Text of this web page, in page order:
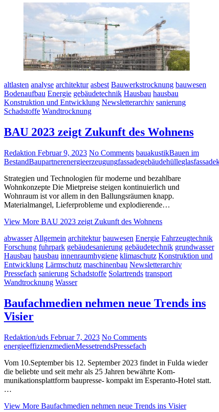
altlasten analyse architektur asbest Bauwerkstrocknung bauwesen
Bodenaufbau Energie gebäudetechnik Hausbau hausbau
Konstruktion und Entwicklung Newsletterarchiv sanierung
Schadstoffe Wandtrocknung
BAU 2023 zeigt Zukunft des Wohnens
Redaktion Februar 9, 2023 No Comments bauakustikBauen im
BestandBaupartnerenergieerzeugungfassadegebäudehülleglasfassade
Strategien und Technologien für moderne und bezahlbare
Wohnkonzepte Die Mietpreise steigen kontinuierlich und
Wohnraum ist vor allem in den Ballungsräumen knapp.
Materialmangel, Lieferprobleme und explodierende…
View More BAU 2023 zeigt Zukunft des Wohnens
abwasser Allgemein architektur bauwesen Energie Fahrzeugtechnik
Forschung fuhrpark gebäudesanierung gebäudetechnik grundwasser
Hausbau hausbau innenraumhygiene klimaschutz Konstruktion und
Entwicklung Lärmschutz maschinenbau Newsletterarchiv
Pressefach sanierung Schadstoffe Solartrends transport
Wandtrocknung Wasser
Baufachmedien nehmen neue Trends ins
Visier
Redaktion/uds Februar 7, 2023 No Comments
energieeffizienzmedienMessetrendsPressefach
Vom 10.September bis 12. September 2023 findet in Fulda wieder
die beliebte und seit mehr als 25 Jahren bewährte Kom-
munikationsplattform baupresse- kompakt im Esperanto-Hotel statt.
…
View More Baufachmedien nehmen neue Trends ins Visier